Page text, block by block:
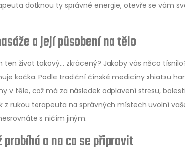
dotknou ty správné energie, otevře se vám
a její působení na tělo
život takový... zkrácený? Jakoby vás něco
kočka. Podle tradiční čínské medicíny shiatsu
v těle, což má za následek odplavení stresu,
z rukou terapeuta na správných místech uvolní
s ničím jiným.
a na co se připravit